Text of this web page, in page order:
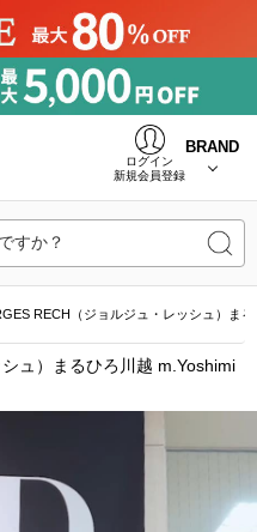
ログイン
新規会員登録
BRAND
すか？
RECH（ジョルジュ・レッシュ）ま
ュ）まるひろ川越 m.Yoshimi